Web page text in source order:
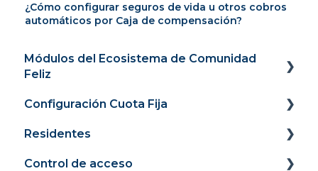
¿Cómo configurar seguros de vida u otros cobros
automáticos por Caja de compensación?
Módulos del Ecosistema de Comunidad
Feliz
Panel
Cobranza y recaudación
Comunidad conectada
Configuración Cuota Fija
Panel
Recaudación
Residentes
Portal Web
Control de acceso